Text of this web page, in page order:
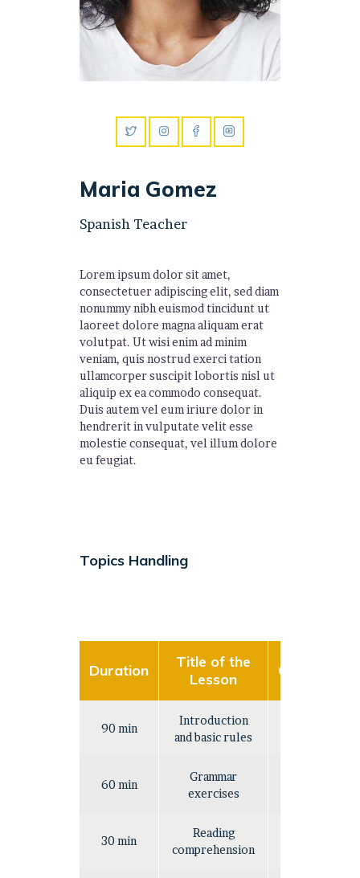
Maria Gomez
Spanish Teacher
Lorem ipsum dolor sit amet,
consectetuer adipiscing elit, sed diam
nonummy nibh euismod tincidunt ut
laoreet dolore magna aliquam erat
volutpat. Ut wisi enim ad minim
veniam, quis nostrud exerci tation
ullamcorper suscipit lobortis nisl ut
aliquip ex ea commodo consequat.
Duis autem vel eum iriure dolor in
hendrerit in vulputate velit esse
molestie consequat, vel illum dolore
eu feugiat.
Topics Handling
Duration
Title of the
Lesson
Complexity
90 min
Introduction
and basic rules
60 min
Grammar
exercises
30 min
Reading
comprehension